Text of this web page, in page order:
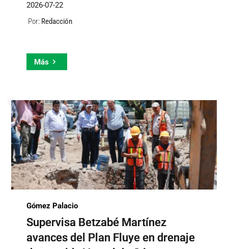
2026-07-22
Por: Redacción
Más
Gómez Palacio
Supervisa Betzabé Martínez
avances del Plan Fluye en drenaje